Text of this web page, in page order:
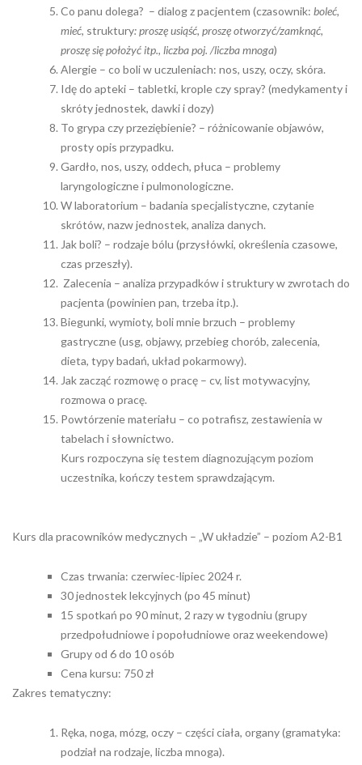
Co panu dolega? – dialog z pacjentem (czasownik: boleć,
mieć, struktury: proszę usiąść, proszę otworzyć/zamknąć,
proszę się położyć itp., liczba poj. /liczba mnoga)
Alergie – co boli w uczuleniach: nos, uszy, oczy, skóra.
Idę do apteki – tabletki, krople czy spray? (medykamenty i
skróty jednostek, dawki i dozy)
To grypa czy przeziębienie? – różnicowanie objawów,
prosty opis przypadku.
Gardło, nos, uszy, oddech, płuca – problemy
laryngologiczne i pulmonologiczne.
W laboratorium – badania specjalistyczne, czytanie
skrótów, nazw jednostek, analiza danych.
Jak boli? – rodzaje bólu (przysłówki, określenia czasowe,
czas przeszły).
Zalecenia – analiza przypadków i struktury w zwrotach do
pacjenta (powinien pan, trzeba itp.).
Biegunki, wymioty, boli mnie brzuch – problemy
gastryczne (usg, objawy, przebieg chorób, zalecenia,
dieta, typy badań, układ pokarmowy).
Jak zacząć rozmowę o pracę – cv, list motywacyjny,
rozmowa o pracę.
Powtórzenie materiału – co potrafisz, zestawienia w
tabelach i słownictwo.
Kurs rozpoczyna się testem diagnozującym poziom
uczestnika, kończy testem sprawdzającym.
Kurs dla pracowników medycznych – „W układzie” – poziom A2-B1
Czas trwania: czerwiec-lipiec 2024 r.
30 jednostek lekcyjnych (po 45 minut)
15 spotkań po 90 minut, 2 razy w tygodniu (grupy
przedpołudniowe i popołudniowe oraz weekendowe)
Grupy od 6 do 10 osób
Cena kursu: 750 zł
Zakres tematyczny:
Ręka, noga, mózg, oczy – części ciała, organy (gramatyka:
podział na rodzaje, liczba mnoga).